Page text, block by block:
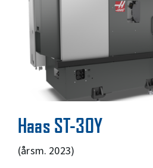
Haas ST-30Y
(årsm. 2023)